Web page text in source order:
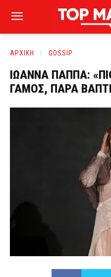
ΑΡΧΙΚΗ GOSSIP
ΙΩΑΝΝΑ ΠΑΠΠΑ:
ΓΑΜΟΣ, ΠΑΡΑ